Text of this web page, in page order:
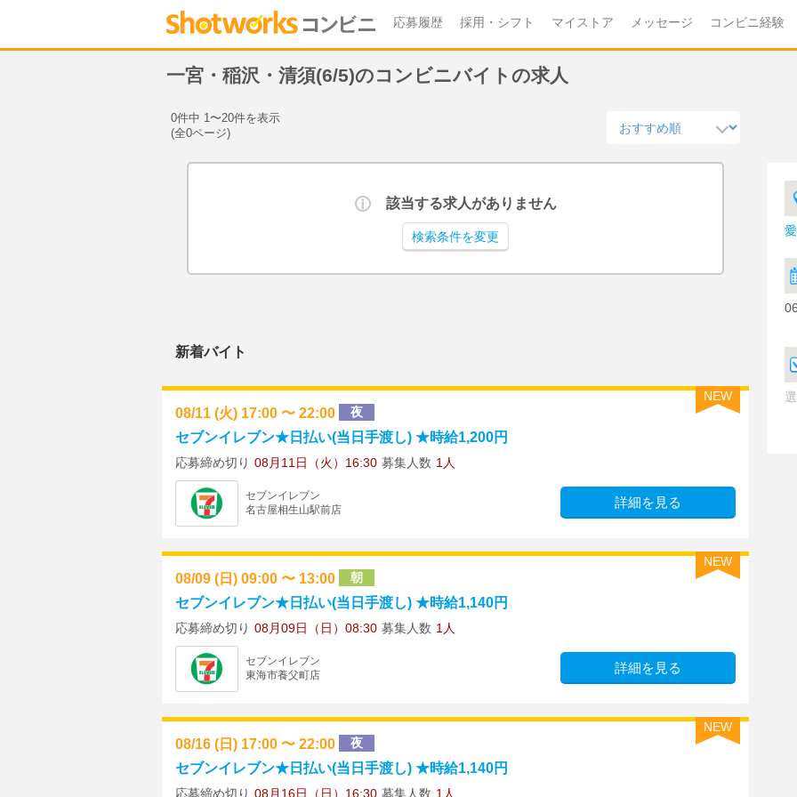
応募履歴 採用・シフト マイストア メッセージ コンビニ経験
一宮・稲沢・清須(6/5)のコンビニバイトの求人
0件中 1〜20件を表示
(全0ページ)
該当する求人がありません
検索条件を変更
新着バイト
NEW
08/11 (火) 17:00 〜 22:00 夜
セブンイレブン★日払い(当日手渡し) ★時給1,200円
応募締め切り 08月11日（火）16:30 募集人数 1人
セブンイレブン
名古屋相生山駅前店
詳細を見る
NEW
08/09 (日) 09:00 〜 13:00 朝
セブンイレブン★日払い(当日手渡し) ★時給1,140円
応募締め切り 08月09日（日）08:30 募集人数 1人
セブンイレブン
東海市養父町店
詳細を見る
NEW
08/16 (日) 17:00 〜 22:00 夜
セブンイレブン★日払い(当日手渡し) ★時給1,140円
応募締め切り 08月16日（日）16:30 募集人数 1人